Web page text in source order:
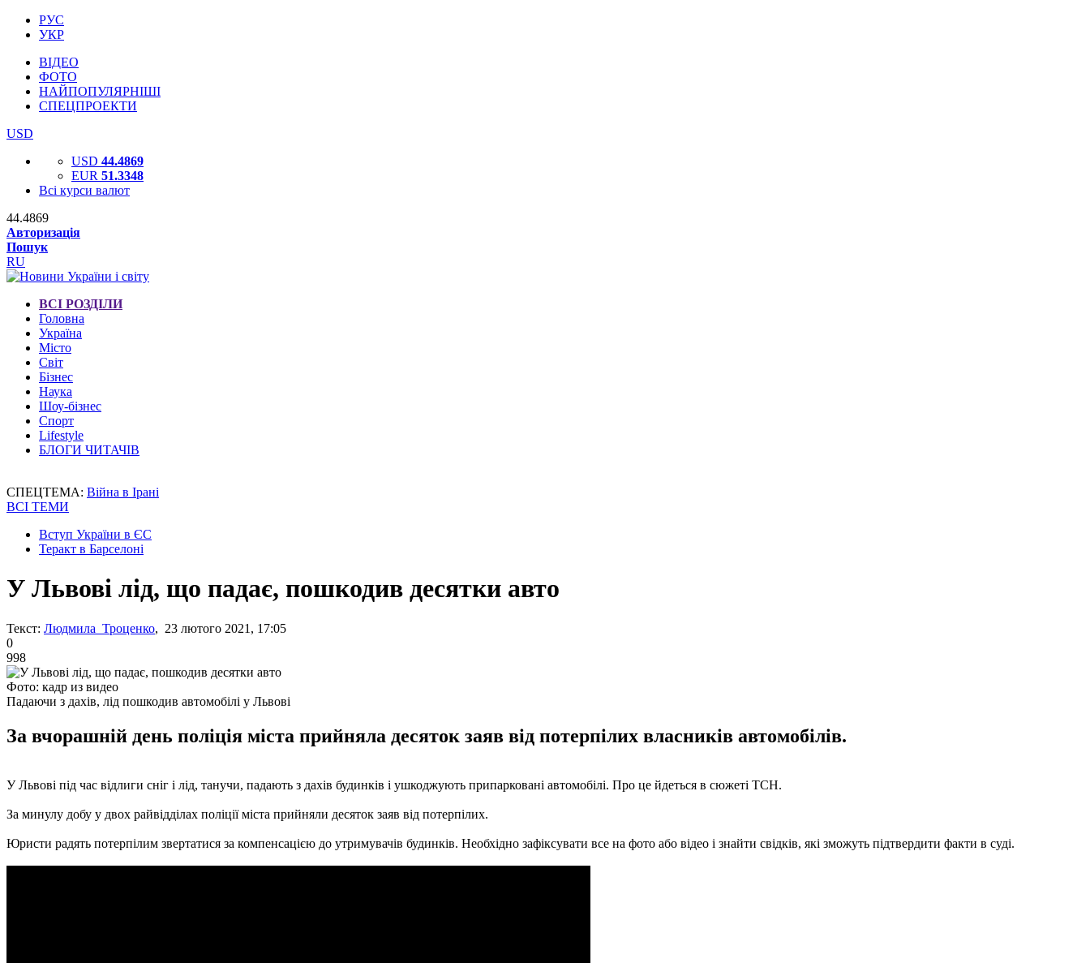
РУС
УКР
ВІДЕО
ФОТО
НАЙПОПУЛЯРНІШІ
СПЕЦПРОЕКТИ
USD
USD 44.4869
EUR 51.3348
Всі курси валют
44.4869
Авторизація
Пошук
RU
ВСІ РОЗДІЛИ
Головна
Україна
Місто
Світ
Бізнес
Наука
Шоу-бізнес
Спорт
Lifestyle
БЛОГИ ЧИТАЧІВ
СПЕЦТЕМА: Війна в Ірані
ВСІ ТЕМИ
Вступ України в ЄС
Теракт в Барселоні
У Львові лід, що падає, пошкодив десятки авто
Текст: Людмила Троценко, 23 лютого 2021, 17:05
0
998
Фото: кадр из видео
Падаючи з дахів, лід пошкодив автомобілі у Львові
За вчорашній день поліція міста прийняла десяток заяв від потерпілих власників автомобілів.
У Львові під час відлиги сніг і лід, танучи, падають з дахів будинків і ушкоджують припарковані автомобілі. Про це йдеться в сюжеті ТСН.
За минулу добу у двох райвідділах поліції міста прийняли десяток заяв від потерпілих.
Юристи радять потерпілим звертатися за компенсацією до утримувачів будинків. Необхідно зафіксувати все на фото або відео і знайти свідків, які зможуть підтвердити факти в суді.